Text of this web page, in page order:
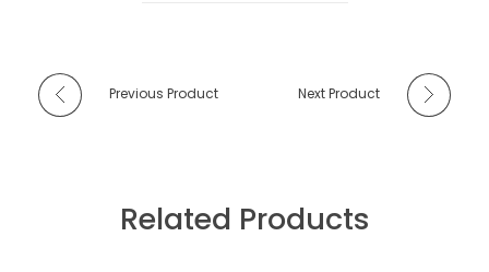
Previous Product Next Product
Related Products